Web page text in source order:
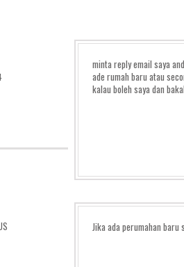
minta reply email saya
ade rumah baru atau
kalau boleh saya dan
Jika ada perumahan baru